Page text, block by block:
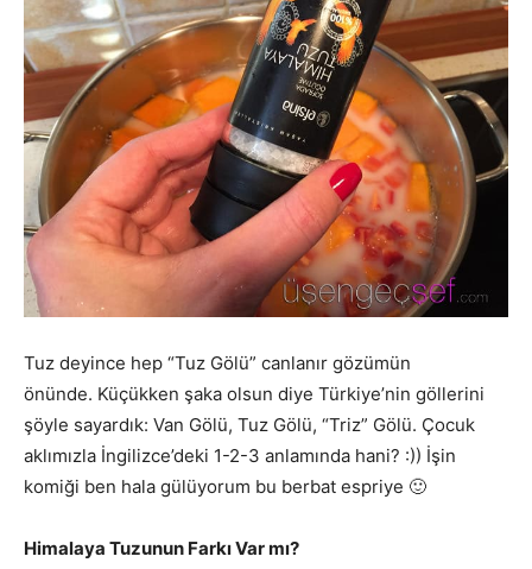
Tuz deyince hep “Tuz Gölü” canlanır gözümün
önünde. Küçükken şaka olsun diye Türkiye’nin göllerini
şöyle sayardık: Van Gölü, Tuz Gölü, “Triz” Gölü. Çocuk
aklımızla İngilizce’deki 1-2-3 anlamında hani? :)) İşin
komiği ben hala gülüyorum bu berbat espriye 🙂
Himalaya Tuzunun Farkı Var mı?